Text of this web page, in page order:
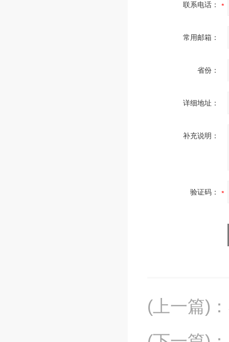
联系电话：
常用邮箱：
省份：
详细地址：
补充说明：
验证码：
(上一篇) ：